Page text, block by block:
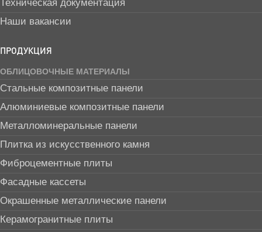
Техническая документация
Наши вакансии
ПРОДУКЦИЯ
ОБЛИЦОВОЧНЫЕ МАТЕРИАЛЫ
Стальные композитные панели
Алюминиевые композитные панели
Металломинеральные панели
Плитка из искусственного камня
Фиброцементные плиты
Фасадные кассеты
Окрашенные металлические панели
Керамогранитные плиты